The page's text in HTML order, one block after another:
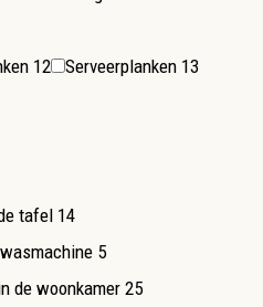
12 Serveerplanken 13
tafel 14
5
de woonkamer 25